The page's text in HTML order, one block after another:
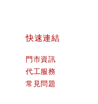
快速連結
門市資訊
代工服務
常見問題